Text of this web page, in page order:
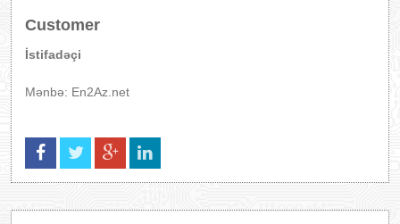
Customer
İstifadəçi
Mənbə: En2Az.net